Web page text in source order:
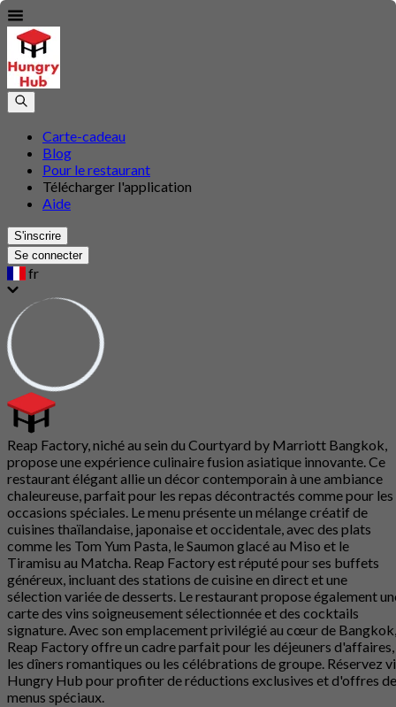
Carte-cadeau
Blog
Pour le restaurant
Télécharger l'application
Aide
S'inscrire
Se connecter
fr
Reap Factory, niché au sein du Courtyard by Marriott Bangkok,
propose une expérience culinaire fusion asiatique innovante. Ce
restaurant élégant allie un décor contemporain à une ambiance
chaleureuse, parfait pour les repas décontractés comme pour les
occasions spéciales. Le menu présente un mélange créatif de
cuisines thaïlandaise, japonaise et occidentale, avec des plats
comme les Tom Yum Pasta, le Saumon glacé au Miso et le
Tiramisu au Matcha. Reap Factory est réputé pour ses buffets
généreux, incluant des stations de cuisine en direct et une
sélection variée de desserts. Le restaurant propose également
carte des vins soigneusement sélectionnée et des cocktails
signature. Avec son emplacement privilégié au cœur de Bangkok,
Reap Factory offre un cadre parfait pour les déjeuners d'affaires,
les dîners romantiques ou les célébrations de groupe. Réservez
Hungry Hub pour profiter de réductions exclusives et d'offres de
menus spéciaux.